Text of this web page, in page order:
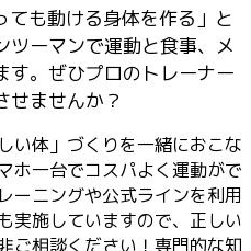
も動ける身体を作る」と
ツーマンで運動と食事、メ
す。ぜひプロのトレーナー
せませんか？
い体」づくりを一緒におこな
ホ一台でコスパよく運動がで
ーニングや公式ラインを利用
実施していますので、正しい
ご相談ください！専門的な知